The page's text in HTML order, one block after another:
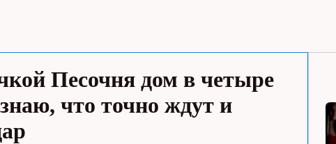
Песочня дом в четыре
что точно ждут и